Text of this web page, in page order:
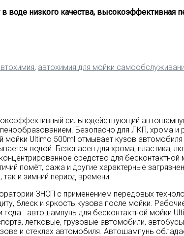
низкого качества, высокоэффективная
, автохимия для мойки
сильнодействующий
Безопасно для ЛКП, хрома и
Ultimo 500ml отмывает кузов
водой. Безопасен для хрома, пластика,
средство для
помёт, сажа и другие характерные
и зимний период времени.
ЗНСП с применением передовых
блеск и яркость кузова после мойки.
года . автошампунь для бесконтактной
легковые, грузовые автомобили,
и стеклах автомобиля. Автошампунь